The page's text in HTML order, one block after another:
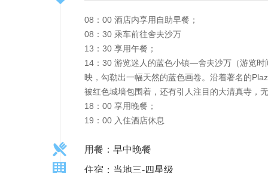
08：00 酒店内享用自助早餐；
08：30 乘车前往舍夫沙万
13：30 享用午餐；
14：30 游览迷人的蓝色小镇—舍夫沙万（游览
映，勾勒出一幅天然的蓝色画卷。沿着著名的
被红色城墙包围着，还有引人注目的大清真寺，
18：00 享用晚餐；
19：00 入住酒店休息
用餐：早中晚餐
住宿：当地三-四星级